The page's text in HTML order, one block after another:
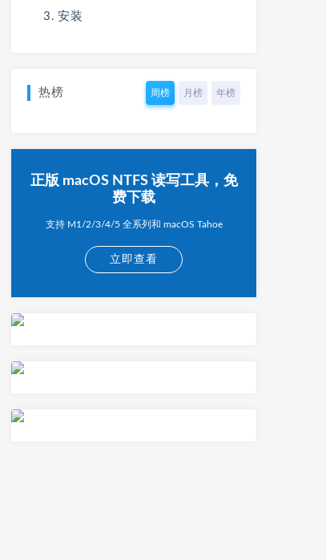
安装
热榜 周榜 月榜 年榜
正版 macOS NTFS 读写工具，免
费下载
支持 M1/2/3/4/5 全系列和 macOS Tahoe
立即查看